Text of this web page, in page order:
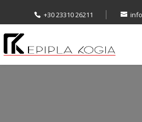
+30 23310 26211